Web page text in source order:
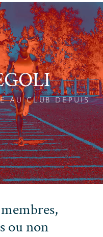
AU CLUB DEPUIS
ou non